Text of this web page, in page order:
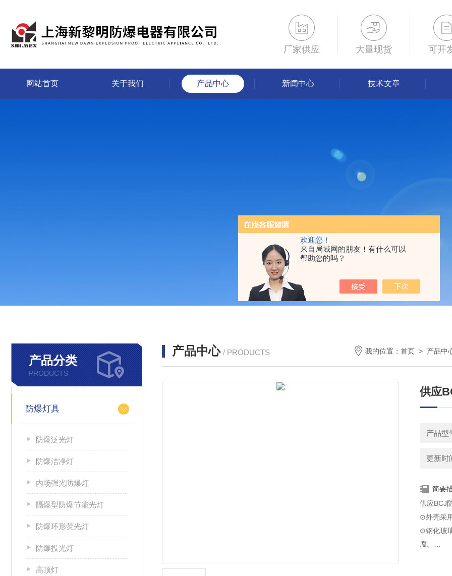
欢迎您！
来自局域网的朋友！有什么可以
帮助您的吗？
厂家供应 大量现货 可开
网站首页 关于我们 产品中心 新闻中心 技术文章
产品分类
PRODUCTS
防爆灯具
防爆泛光灯
防爆洁净灯
内场强光防爆灯
隔爆型防爆节能光灯
防爆环形荧光灯
防爆投光灯
高顶灯
产品中心 / PRODUCTS 我的位置： 首页 > 产品中
供应
产品型
更新时
简要
供应BCJ
⊙外壳采
⊙钢化玻
腐。